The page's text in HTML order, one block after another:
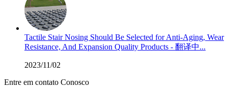
Tactile Stair Nosing Should Be Selected for Anti-Aging, Wear
Resistance, And Expansion Quality Products - 翻译中...
2023/11/02
Entre em contato Conosco